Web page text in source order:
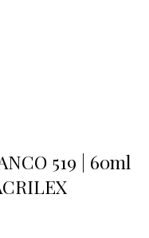
519 | 60ml